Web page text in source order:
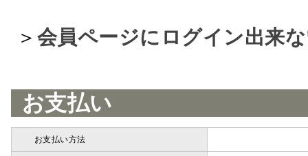
＞ 会員ページにログイン出来
お支払い
お支払い方法